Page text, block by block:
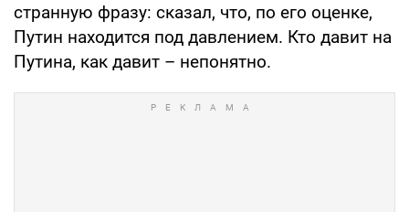
странную фразу: сказал, что, по его оценке,
Путин находится под давлением. Кто давит на
Путина, как давит – непонятно.